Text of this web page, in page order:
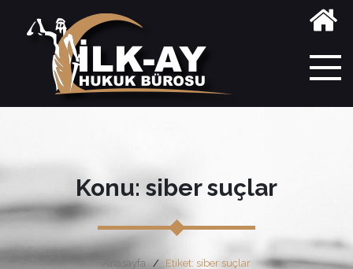
Konu: siber suçlar
Anasayfa Etiket: siber suçlar